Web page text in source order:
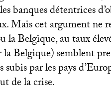
banques détentrices
Mais cet argument ne
la Belgique, au taux
Belgique) semblent
subis par les pays
de la crise.